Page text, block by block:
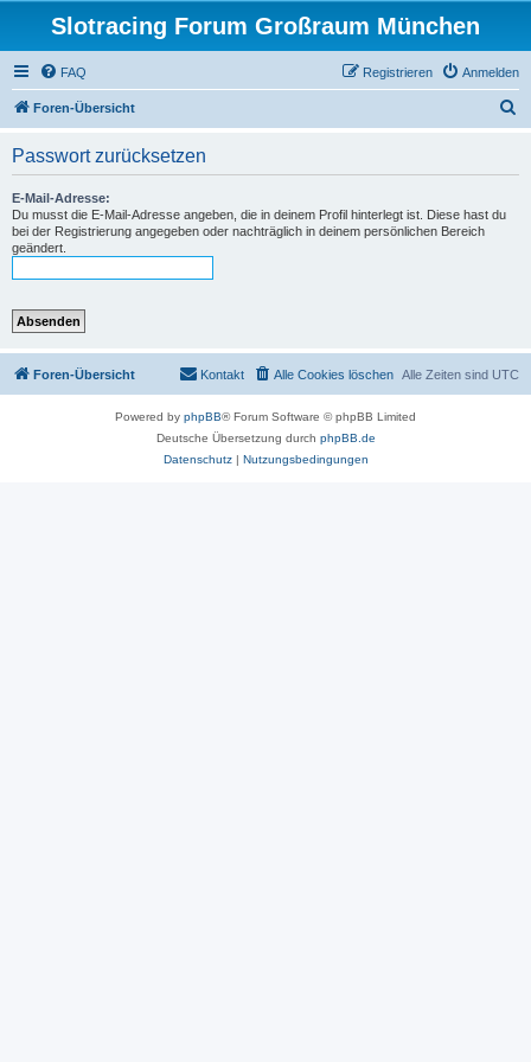
Slotracing Forum Großraum München
FAQ Anmelden
Registrieren
Foren-Übersicht
Passwort zurücksetzen
E-Mail-Adresse:
Du musst die E-Mail-Adresse angeben, die in deinem Profil hinterlegt ist. Diese hast du
bei der Registrierung angegeben oder nachträglich in deinem persönlichen Bereich
geändert.
Foren-Übersicht Alle Zeiten sind UTC
Alle Cookies löschen
Kontakt
Powered by phpBB® Forum Software © phpBB Limited
Deutsche Übersetzung durch phpBB.de
Datenschutz| Nutzungsbedingungen